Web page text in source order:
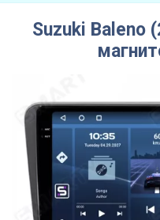
Suzuki Baleno